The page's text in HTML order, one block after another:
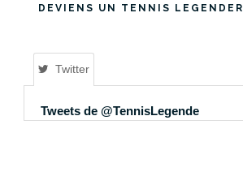
DEVIENS UN TENNIS LEGENDER
Twitter
Tweets de @TennisLegende